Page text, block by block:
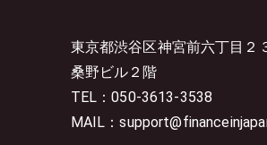
東京都渋谷区神宮前六丁目
桑野ビル２階
TEL：050-3613-3538
MAIL：